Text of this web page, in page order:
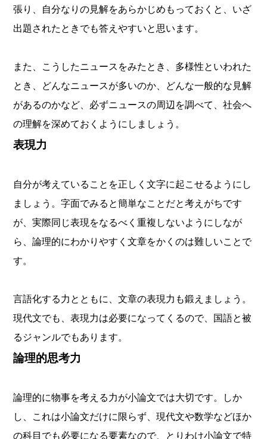
張り、自分なりの見解をあらかじめもっておくと、いざ
出題されたときでも答えやすいと思います。
また、こうしたニュースをみたとき、多様性といわれた
とき、どんなニュースが多いのか、どんな一般的な見解
があるのかなど、必ずニュースの周辺を調べて、社会へ
の理解を深めておくようにしましょう。
表現力
自分が考えていることを正しく文字に起こせるようにし
ましょう。字面でみると簡単なことだと考えがちです
が、実際同じ表現をなるべく重複しないようにしなが
ら、論理的にわかりやすく文章をかくのは難しいことで
す。
言語化する力とともに、文章の表現力も鍛えましょう。
現代文でも、表現力は必要になってくるので、国語と被
るジャンルでもあります。
論理的思考力
論理的に物事を考える力が小論文では大切です。しか
し、これは小論文だけに限らず、現代文や数学などほか
の科目でも必要になる要素なので、とりわけ小論文で特